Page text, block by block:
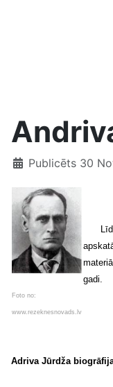
Publicēts 30
Foto no:
www.rezeknesnovads.lv
gadi.
Adriva Jūrdža